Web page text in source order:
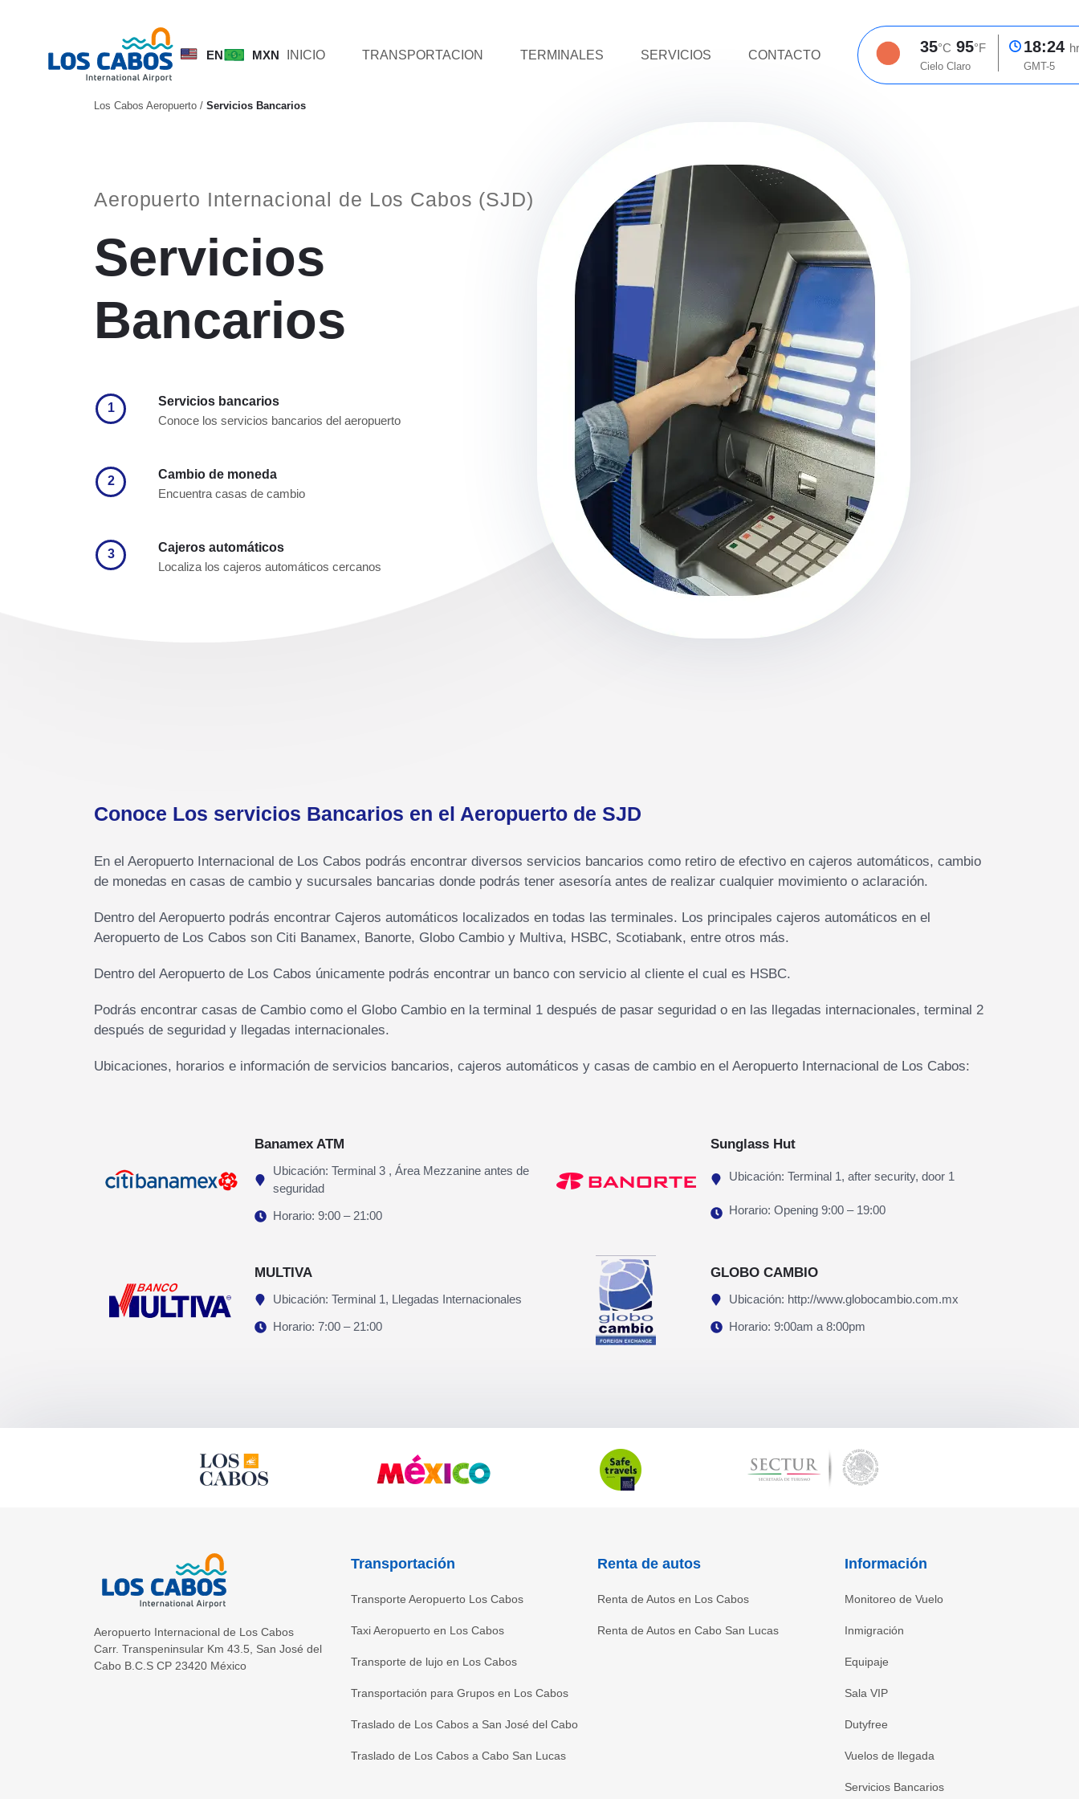
EN MXN INICIO TRANSPORTACION TERMINALES SERVICIOS CONTACTO 35°C 95°F
Cielo Claro
18:24
GMT-5
Los Cabos Aeropuerto / Servicios Bancarios
Aeropuerto Internacional de Los Cabos (SJD)
Servicios
Bancarios
1
Servicios bancarios
Conoce los servicios bancarios del aeropuerto
2
Cambio de moneda
Encuentra casas de cambio
3
Cajeros automáticos
Localiza los cajeros automáticos cercanos
Conoce Los servicios Bancarios en el Aeropuerto de SJD
En el Aeropuerto Internacional de Los Cabos podrás encontrar diversos servicios bancarios como retiro de efectivo en cajeros automáticos, cambio
de monedas en casas de cambio y sucursales bancarias donde podrás tener asesoría antes de realizar cualquier movimiento o aclaración.
Dentro del Aeropuerto podrás encontrar Cajeros automáticos localizados en todas las terminales. Los principales cajeros automáticos en el
Aeropuerto de Los Cabos son Citi Banamex, Banorte, Globo Cambio y Multiva, HSBC, Scotiabank, entre otros más.
Dentro del Aeropuerto de Los Cabos únicamente podrás encontrar un banco con servicio al cliente el cual es HSBC.
Podrás encontrar casas de Cambio como el Globo Cambio en la terminal 1 después de pasar seguridad o en las llegadas internacionales, terminal 2
después de seguridad y llegadas internacionales.
Ubicaciones, horarios e información de servicios bancarios, cajeros automáticos y casas de cambio en el Aeropuerto Internacional de Los Cabos:
Banamex ATM
Ubicación: Terminal 3 , Área Mezzanine antes de
seguridad
Horario: 9:00 – 21:00
Sunglass Hut
Ubicación: Terminal 1, after security, door 1
Horario: Opening 9:00 – 19:00
MULTIVA
Ubicación: Terminal 1, Llegadas Internacionales
Horario: 7:00 – 21:00
GLOBO CAMBIO
Ubicación: http://www.globocambio.com.mx
Horario: 9:00am a 8:00pm
Aeropuerto Internacional de Los Cabos
Carr. Transpeninsular Km 43.5
San José del
Cabo B.C.S CP 23420 México
Transportación
Transporte Aeropuerto Los Cabos
Taxi Aeropuerto en Los Cabos
Transporte de lujo en Los Cabos
Transportación para Grupos en Los Cabos
Traslado de Los Cabos a San José del Cabo
Traslado de Los Cabos a Cabo San Lucas
Renta de autos
Renta de Autos en Los Cabos
Renta de Autos en Cabo San Lucas
Información
Monitoreo de Vuelo
Inmigración
Equipaje
Sala VIP
Dutyfree
Vuelos de llegada
Servicios Bancarios